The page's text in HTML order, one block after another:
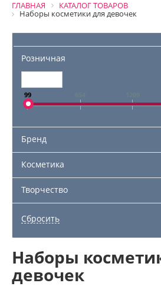
ГЛАВНАЯ
КАТАЛОГ ТОВАРОВ
Наборы косметики для девочек
Розничная
99
Бренд
Косметика
Творчество
Наборы
девочек